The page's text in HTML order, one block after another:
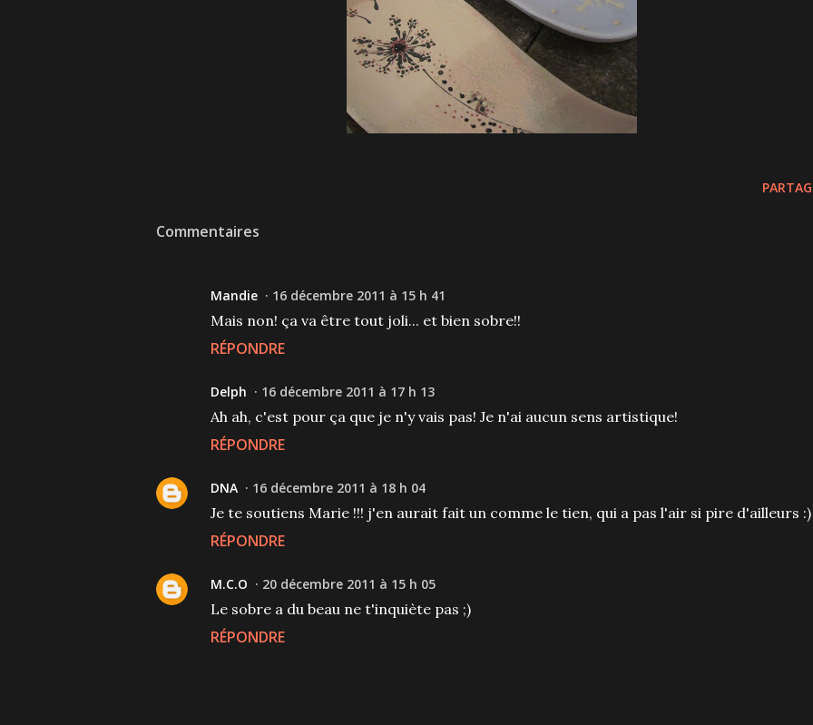
Commentaires
Mandie 16 décembre 2011 à 15 h 41
Mais non! ça va être tout joli... et bien sobre!!
RÉPONDRE
Delph 16 décembre 2011 à 17 h 13
Ah ah, c'est pour ça que je n'y vais pas! Je n'ai aucun sens artistique!
RÉPONDRE
DNA 16 décembre 2011 à 18 h 04
Je te soutiens Marie !!! j'en aurait fait un comme le tien, qui a pas l'air si pire d'ailleurs :)
RÉPONDRE
M.C.O 20 décembre 2011 à 15 h 05
Le sobre a du beau ne t'inquiète pas ;)
RÉPONDRE